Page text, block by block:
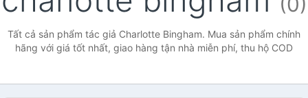
Tất cả sản phẩm tác giả Charlotte Bingham. Mua sản phẩm chính
hãng với giá tốt nhất, giao hàng tận nhà miễn phí, thu hộ COD